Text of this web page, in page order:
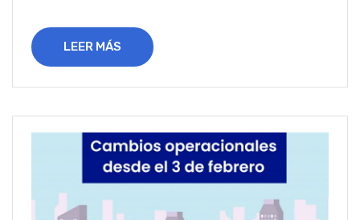
LEER MÁS